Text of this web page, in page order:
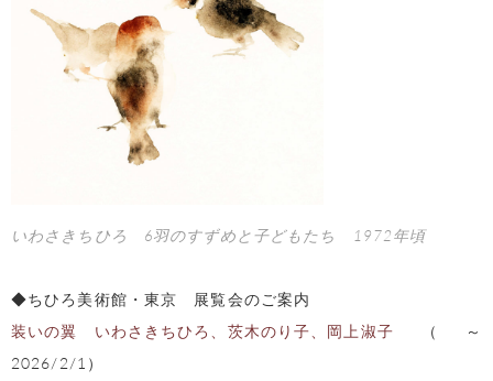
いわさきちひろ 6羽のすずめと子どもたち 1972年頃
◆ちひろ美術館・東京 展覧会のご案内
装いの翼 いわさきちひろ、茨木のり子、岡上淑子 （～
2026/2/1）